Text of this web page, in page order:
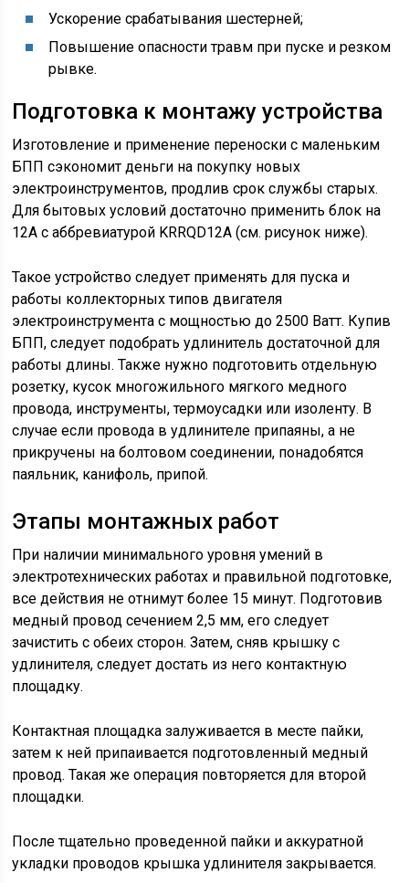
Ускорение срабатывания шестерней;
Повышение опасности травм при пуске и резком
рывке.
Подготовка к монтажу устройства
Изготовление и применение переноски с маленьким
БПП сэкономит деньги на покупку новых
электроинструментов, продлив срок службы старых.
Для бытовых условий достаточно применить блок на
12А с аббревиатурой KRRQD12A (см. рисунок ниже).
Такое устройство следует применять для пуска и
работы коллекторных типов двигателя
электроинструмента с мощностью до 2500 Ватт. Купив
БПП, следует подобрать удлинитель достаточной для
работы длины. Также нужно подготовить отдельную
розетку, кусок многожильного мягкого медного
провода, инструменты, термоусадки или изоленту. В
случае если провода в удлинителе припаяны, а не
прикручены на болтовом соединении, понадобятся
паяльник, канифоль, припой.
Этапы монтажных работ
При наличии минимального уровня умений в
электротехнических работах и правильной подготовке,
все действия не отнимут более 15 минут. Подготовив
медный провод сечением 2,5 мм, его следует
зачистить с обеих сторон. Затем, сняв крышку с
удлинителя, следует достать из него контактную
площадку.
Контактная площадка залуживается в месте пайки,
затем к ней припаивается подготовленный медный
провод. Такая же операция повторяется для второй
площадки.
После тщательно проведенной пайки и аккуратной
укладки проводов крышка удлинителя закрывается.